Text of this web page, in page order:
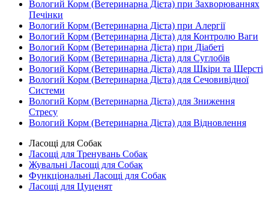
Вологий Корм (Ветеринарна Дієта) при Захворюваннях
Печінки
Вологий Корм (Ветеринарна Дієта) при Алергії
Вологий Корм (Ветеринарна Дієта) для Контролю Ваги
Вологий Корм (Ветеринарна Дієта) при Діабеті
Вологий Корм (Ветеринарна Дієта) для Суглобів
Вологий Корм (Ветеринарна Дієта) для Шкіри та Шерсті
Вологий Корм (Ветеринарна Дієта) для Сечовивідної
Системи
Вологий Корм (Ветеринарна Дієта) для Зниження
Стресу
Вологий Корм (Ветеринарна Дієта) для Відновлення
Ласощі для Собак
Ласощі для Тренувань Собак
Жувальні Ласощі для Собак
Функціональні Ласощі для Собак
Ласощі для Цуценят